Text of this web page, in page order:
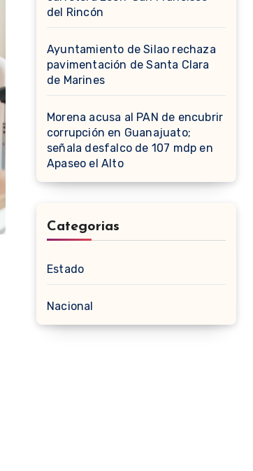
del Rincón
Ayuntamiento de Silao rechaza
pavimentación de Santa Clara
de Marines
Morena acusa al PAN de encubrir
corrupción en Guanajuato;
señala desfalco de 107 mdp en
Apaseo el Alto
Categorias
Estado
Nacional